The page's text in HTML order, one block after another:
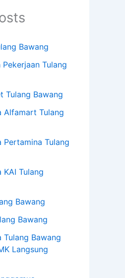
Bawang
Tulang
Tulang Bawang
Alfamart Tulang
Pertamina Tulang
KAI Tulang
Bawang
Bawang
Tulang Bawang
Langsung